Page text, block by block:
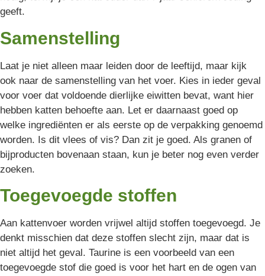
geeft.
Samenstelling
Laat je niet alleen maar leiden door de leeftijd, maar kijk
ook naar de samenstelling van het voer. Kies in ieder geval
voor voer dat voldoende dierlijke eiwitten bevat, want hier
hebben katten behoefte aan. Let er daarnaast goed op
welke ingrediënten er als eerste op de verpakking genoemd
worden. Is dit vlees of vis? Dan zit je goed. Als granen of
bijproducten bovenaan staan, kun je beter nog even verder
zoeken.
Toegevoegde stoffen
Aan kattenvoer worden vrijwel altijd stoffen toegevoegd. Je
denkt misschien dat deze stoffen slecht zijn, maar dat is
niet altijd het geval. Taurine is een voorbeeld van een
toegevoegde stof die goed is voor het hart en de ogen van